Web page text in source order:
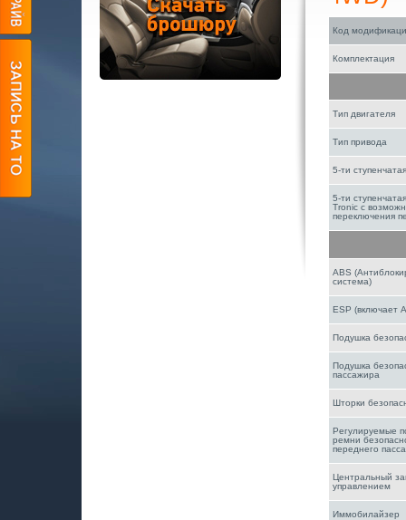
Код
Комплектация
Тип двигателя
Тип привода
5-ти
5-ти
Tronic с
переключения
ABS
система)
ESP (включает
Подушка
Подушка
пассажира
Шторки
Регулируемые
ремни
переднего
Центральный
управлением
Иммобилайзер